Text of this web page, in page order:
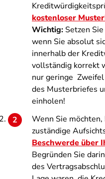
kostenloser
Wichtig: Setzen
wenn Sie absolut
innerhalb der
vollständig korrekt
nur geringe
des Musterbriefes
einholen!
Wenn Sie
zuständige
Beschwerde über
Begründen Sie
des